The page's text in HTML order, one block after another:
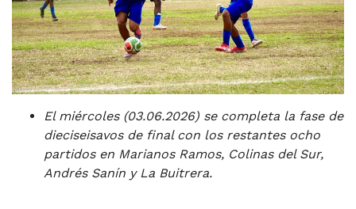
El miércoles (03.06.2026) se completa la fase de
dieciseisavos de final con los restantes ocho
partidos en Marianos Ramos, Colinas del Sur,
Andrés Sanín y La Buitrera.